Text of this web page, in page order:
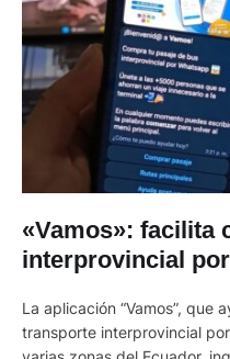
«Vamos»: facilita
interprovincial
La aplicación “Vamos”, que
transporte interprovincial